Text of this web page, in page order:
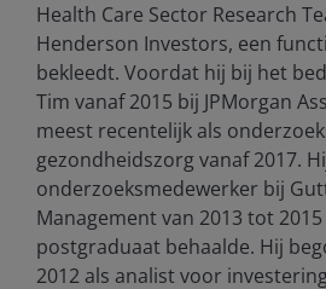
Health Care Sector Research
Henderson Investors, een
bekleedt. Voordat hij bij het
Tim vanaf 2015 bij JPMorgan
meest recentelijk als
gezondheidszorg vanaf 2017.
onderzoeksmedewerker bij
Management van 2013 tot
postgraduaat behaalde. Hij
2012 als analist voor